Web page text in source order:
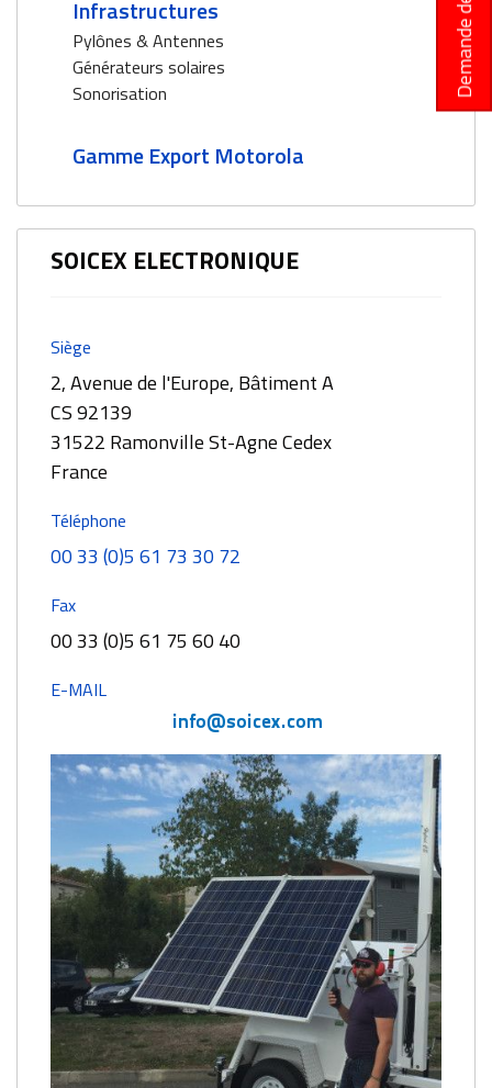
Infrastructures
Pylônes & Antennes
Générateurs solaires
Sonorisation
Gamme Export Motorola
SOICEX ELECTRONIQUE
Siège
2, Avenue de l'Europe, Bâtiment A
CS 92139
31522 Ramonville St-Agne Cedex
France
Téléphone
00 33 (0)5 61 73 30 72
Fax
00 33 (0)5 61 75 60 40
E-MAIL